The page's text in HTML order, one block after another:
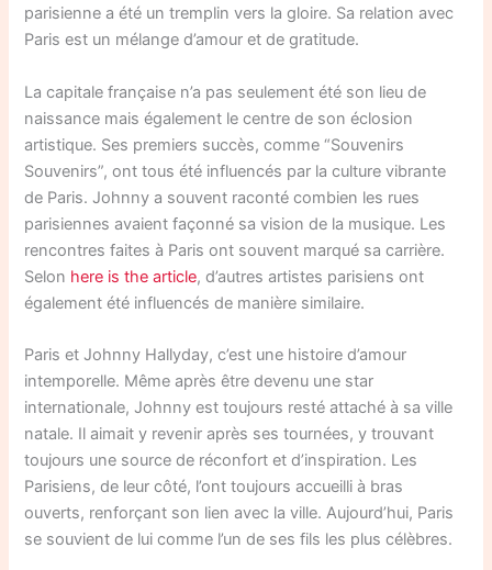
parisienne a été un tremplin vers la gloire. Sa relation avec
Paris est un mélange d’amour et de gratitude.
La capitale française n’a pas seulement été son lieu de
naissance mais également le centre de son éclosion
artistique. Ses premiers succès, comme “Souvenirs
Souvenirs”, ont tous été influencés par la culture vibrante
de Paris. Johnny a souvent raconté combien les rues
parisiennes avaient façonné sa vision de la musique. Les
rencontres faites à Paris ont souvent marqué sa carrière.
Selon here is the article, d’autres artistes parisiens ont
également été influencés de manière similaire.
Paris et Johnny Hallyday, c’est une histoire d’amour
intemporelle. Même après être devenu une star
internationale, Johnny est toujours resté attaché à sa ville
natale. Il aimait y revenir après ses tournées, y trouvant
toujours une source de réconfort et d’inspiration. Les
Parisiens, de leur côté, l’ont toujours accueilli à bras
ouverts, renforçant son lien avec la ville. Aujourd’hui, Paris
se souvient de lui comme l’un de ses fils les plus célèbres.